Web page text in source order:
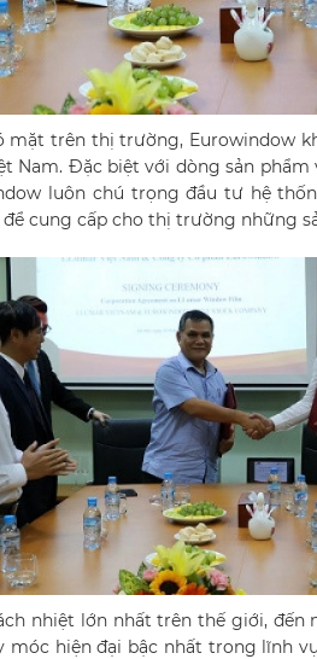
mặt trên thị trường, Eurowindow
Nam. Đặc biệt với dòng sản
luôn chú trọng đầu tư hệ
cung cấp cho thị trường những
nhiệt lớn nhất trên thế giới, đến
móc hiện đại bậc nhất trong lĩnh